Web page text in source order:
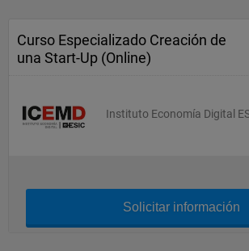
Curso Especializado Creación de
una Start-Up (Online)
Instituto Economía Digital
Solicitar información